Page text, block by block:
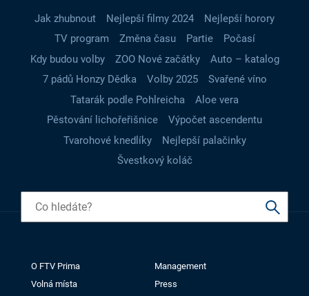
Jak zhubnout Nejlepší filmy 2024
Nejlepší horory
TV program
Změna času Partie
Počasí
Kdy budou volby
ZOO Nové začátky
Auto – katalog
7 pádů Honzy Dědka
Volby 2025
Svařené víno
Tatarák podle Pohlreicha
Aloe vera
Pěstování lichořeřišnice
Výpočet ascendentu
Tvarohové knedlíky
Nejlepší palačinky
Švestkový koláč
O FTV Prima
Management
Volná místa
Press